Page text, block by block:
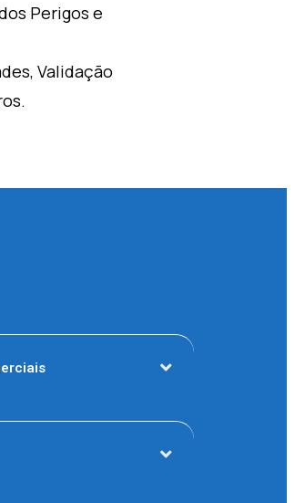
Perigos e
Validação